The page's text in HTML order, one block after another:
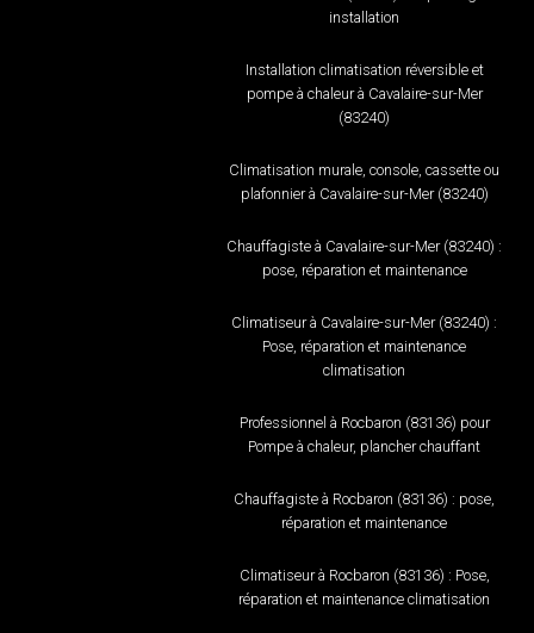
installation
Installation climatisation réversible et
pompe à chaleur à Cavalaire-sur-Mer
(83240)
Climatisation murale, console, cassette ou
plafonnier à Cavalaire-sur-Mer (83240)
Chauffagiste à Cavalaire-sur-Mer (83240) :
pose, réparation et maintenance
Climatiseur à Cavalaire-sur-Mer (83240) :
Pose, réparation et maintenance
climatisation
Professionnel à Rocbaron (83136) pour
Pompe à chaleur, plancher chauffant
Chauffagiste à Rocbaron (83136) : pose,
réparation et maintenance
Climatiseur à Rocbaron (83136) : Pose,
réparation et maintenance climatisation